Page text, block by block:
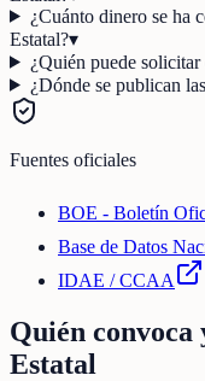
¿Cuánto dinero se ha
Estatal?▾
¿Quién puede solicitar
¿Dónde se publican
Fuentes oficiales
BOE - Boletín
Base de Datos
IDAE / CCAA
Quién convoca
Estatal